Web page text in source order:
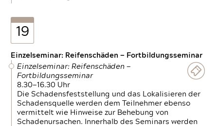
19
Einzelseminar: Reifenschäden — Fortbildungsseminar
Einzelseminar: Reifenschäden —
Fortbildungsseminar
8.30—16.30 Uhr
Die Schadensfeststellung und das Lokalisieren der
Schadensquelle werden dem Teilnehmer ebenso
vermittelt wie Hinweise zur Behebung von
Schadenursachen. Innerhalb des Seminars werden